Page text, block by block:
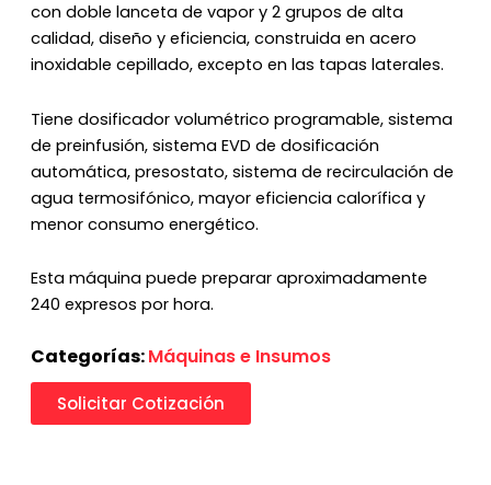
con doble lanceta de vapor y 2 grupos de alta
calidad, diseño y eficiencia, construida en acero
inoxidable cepillado, excepto en las tapas laterales.
Tiene dosificador volumétrico programable, sistema
de preinfusión, sistema EVD de dosificación
automática, presostato, sistema de recirculación de
agua termosifónico, mayor eficiencia calorífica y
menor consumo energético.
Esta máquina puede preparar aproximadamente
240 expresos por hora.
Categorías:Máquinas e Insumos
Solicitar Cotización